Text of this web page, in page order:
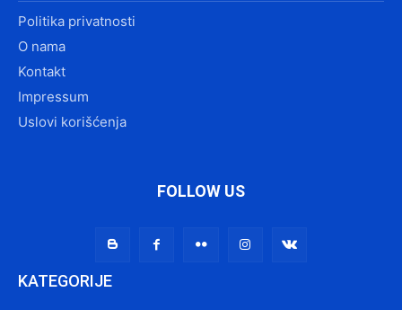
Politika privatnosti
O nama
Kontakt
Impressum
Uslovi korišćenja
FOLLOW US
KATEGORIJE